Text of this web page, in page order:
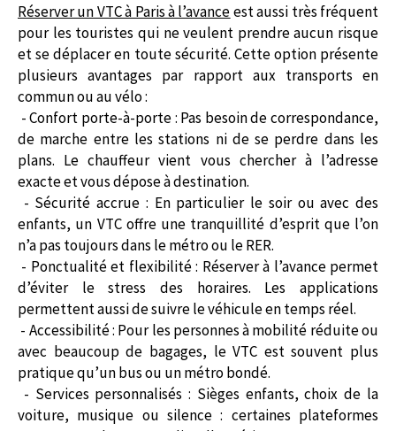
Réserver un VTC à Paris à l’avanceest aussi très fréquent
pour les touristes qui ne veulent prendre aucun risque
et se déplacer en toute sécurité. Cette option présente
plusieurs avantages par rapport aux transports en
commun ou au vélo :
- Confort porte-à-porte : Pas besoin de correspondance,
de marche entre les stations ni de se perdre dans les
plans. Le chauffeur vient vous chercher à l’adresse
exacte et vous dépose à destination.
- Sécurité accrue : En particulier le soir ou avec des
enfants, un VTC offre une tranquillité d’esprit que l’on
n’a pas toujours dans le métro ou le RER.
- Ponctualité et flexibilité : Réserver à l’avance permet
d’éviter le stress des horaires. Les applications
permettent aussi de suivre le véhicule en temps réel.
- Accessibilité : Pour les personnes à mobilité réduite ou
avec beaucoup de bagages, le VTC est souvent plus
pratique qu’un bus ou un métro bondé.
- Services personnalisés : Sièges enfants, choix de la
voiture, musique ou silence : certaines plateformes